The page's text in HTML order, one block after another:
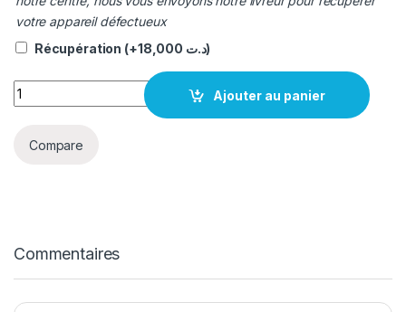
votre appareil défectueux
Récupération (+ د.ت)
quantité Batterie iphone 17 pro original
Ajouter au panier
Compare
Commentaires